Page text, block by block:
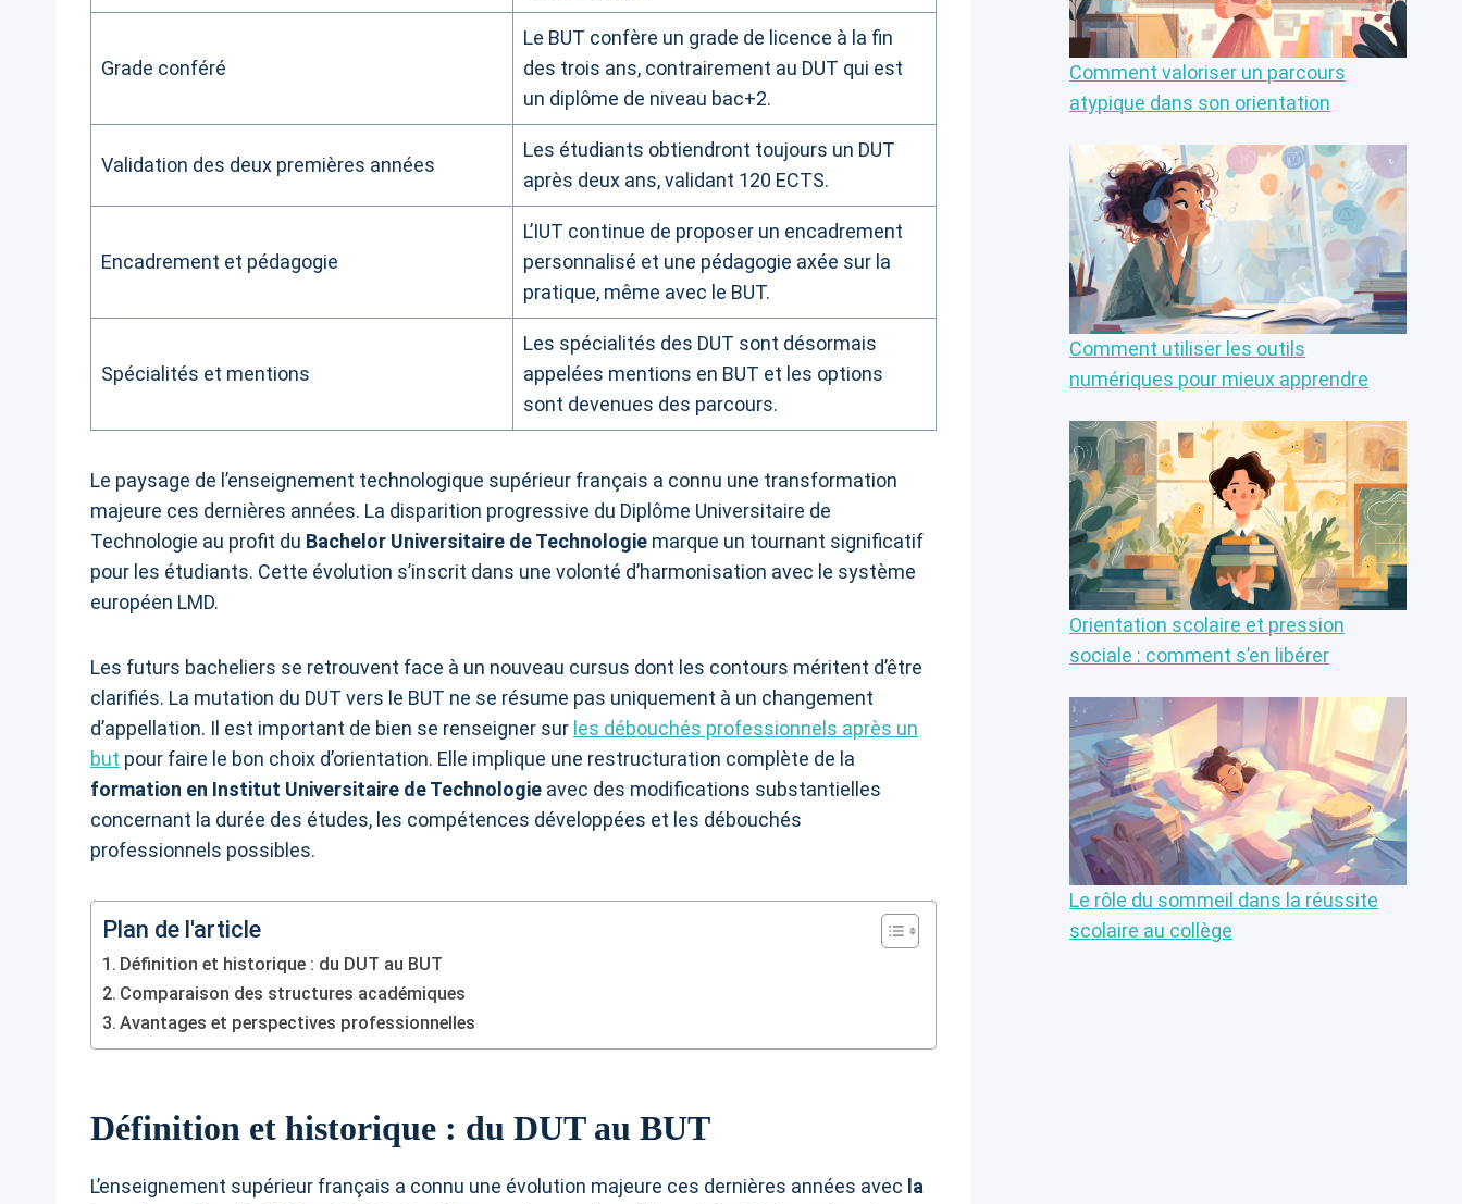
Grade conféré
Le BUT confère un grade de licence à la fin
des trois ans, contrairement au DUT qui est
un diplôme de niveau bac+2.
Validation des deux premières années
Les étudiants obtiendront toujours un DUT
après deux ans, validant 120 ECTS.
Encadrement et pédagogie
L’IUT continue de proposer un encadrement
personnalisé et une pédagogie axée sur la
pratique, même avec le BUT.
Spécialités et mentions
Les spécialités des DUT sont désormais
appelées mentions en BUT et les options
sont devenues des parcours.
Le paysage de l’enseignement technologique supérieur français a connu une transformation
majeure ces dernières années. La disparition progressive du Diplôme Universitaire de
Technologie au profit du Bachelor Universitaire de Technologie marque un tournant significatif
pour les étudiants. Cette évolution s’inscrit dans une volonté d’harmonisation avec le système
européen LMD.
Les futurs bacheliers se retrouvent face à un nouveau cursus dont les contours méritent d’être
clarifiés. La mutation du DUT vers le BUT ne se résume pas uniquement à un changement
d’appellation. Il est important de bien se renseigner sur les débouchés professionnels après un
but pour faire le bon choix d’orientation. Elle implique une restructuration complète de la
formation en Institut Universitaire de Technologie avec des modifications substantielles
concernant la durée des études, les compétences développées et les débouchés
professionnels possibles.
Plan de l'article
Définition et historique : du DUT au BUT
Comparaison des structures académiques
Avantages et perspectives professionnelles
Définition et historique : du DUT au BUT
L’enseignement supérieur français a connu une évolution majeure ces dernières années avec la
Comment valoriser un parcours
atypique dans son orientation
Comment utiliser les outils
numériques pour mieux apprendre
Orientation scolaire et pression
sociale : comment s’en libérer
Le rôle du sommeil dans la réussite
scolaire au collège